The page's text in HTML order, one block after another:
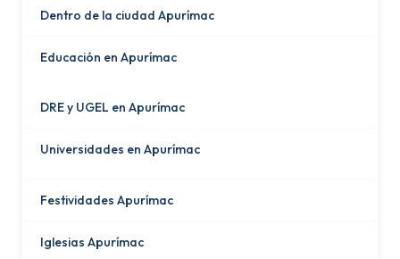
Dentro de la ciudad Apurímac
Educación en Apurímac
DRE y UGEL en Apurímac
Universidades en Apurímac
Festividades Apurímac
Iglesias Apurímac